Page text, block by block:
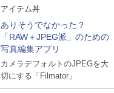
アイテム丼
ありそうでなかった？
「RAW＋JPEG派」のための
写真編集アプリ
カメラデフォルトのJPEGを大
切にする「Filmator」